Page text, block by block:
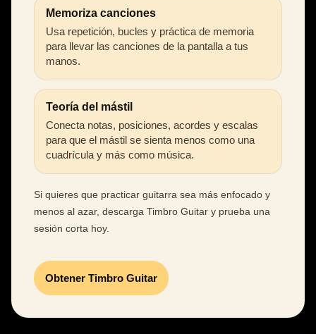
Memoriza canciones
Usa repetición, bucles y práctica de memoria
para llevar las canciones de la pantalla a tus
manos.
Teoría del mástil
Conecta notas, posiciones, acordes y escalas
para que el mástil se sienta menos como una
cuadrícula y más como música.
Si quieres que practicar guitarra sea más enfocado y
menos al azar, descarga Timbro Guitar y prueba una
sesión corta hoy.
Obtener Timbro Guitar